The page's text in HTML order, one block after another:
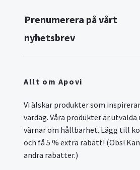
Prenumerera på vårt
nyhetsbrev
Allt om Apovi
Vi älskar produkter som
vardag. Våra produkter är utvalda
värnar om hållbarhet. Lägg till
och få 5 % extra rabatt! (Obs!
andra rabatter.)